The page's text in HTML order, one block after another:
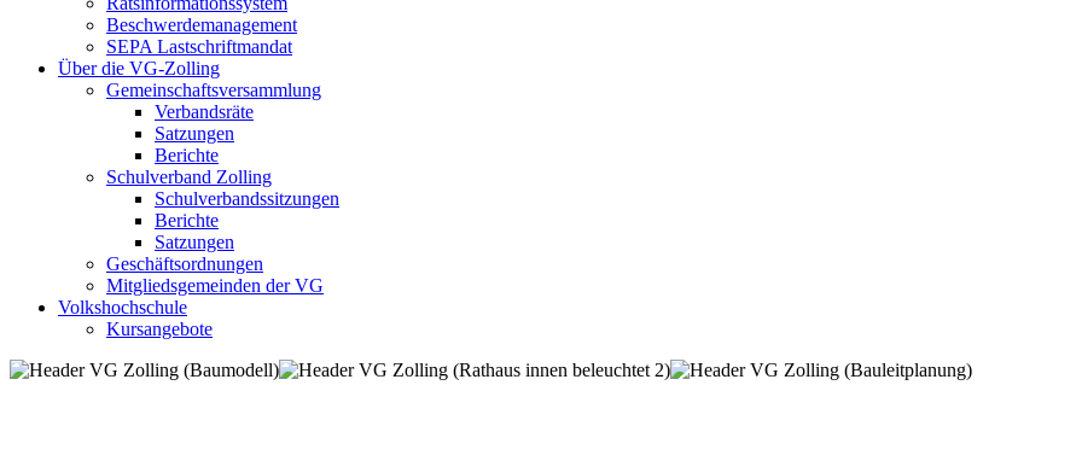
Beschwerdemanagement
SEPA Lastschriftmandat
Über die VG-Zolling
Gemeinschaftsversammlung
Verbandsräte
Satzungen
Berichte
Schulverband Zolling
Schulverbandssitzungen
Berichte
Satzungen
Geschäftsordnungen
Mitgliedsgemeinden der VG
Volkshochschule
Kursangebote